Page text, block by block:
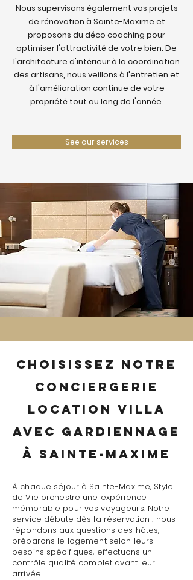
Nous supervisons également vos projets
de rénovation à Sainte-Maxime et
proposons du déco coaching pour
optimiser l'attractivité de votre bien. De
l'architecture d'intérieur à la coordination
des artisans, nous veillons à l'entretien et
à l'amélioration continue de votre
propriété tout au long de l'année.
See our services
Choisissez notre
conciergerie
location villa
avec gardiennage
à Sainte-Maxime
À chaque séjour à Sainte-Maxime, Style
de Vie orchestre une expérience
mémorable pour vos voyageurs. Notre
service débute dès la réservation : nous
répondons aux questions des hôtes,
préparons le logement selon leurs
besoins spécifiques, effectuons un
contrôle qualité complet avant leur
arrivée.